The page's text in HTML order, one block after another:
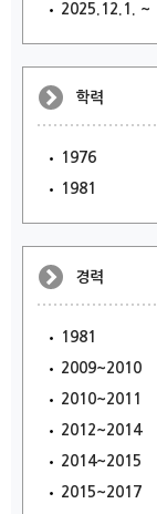
2025.12.1. ~
학력
1976
1981
경력
1981
2009~2010
2010~2011
2012~2014
2014~2015
2015~2017